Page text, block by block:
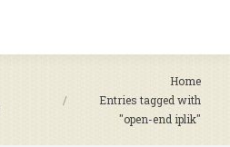
Home
Entries tagged with
"open-end iplik"